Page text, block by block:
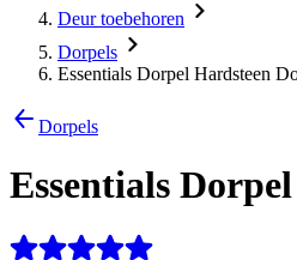
Deur toebehoren
Dorpels
Essentials Dorpel Hardsteen
Dorpels
Essentials